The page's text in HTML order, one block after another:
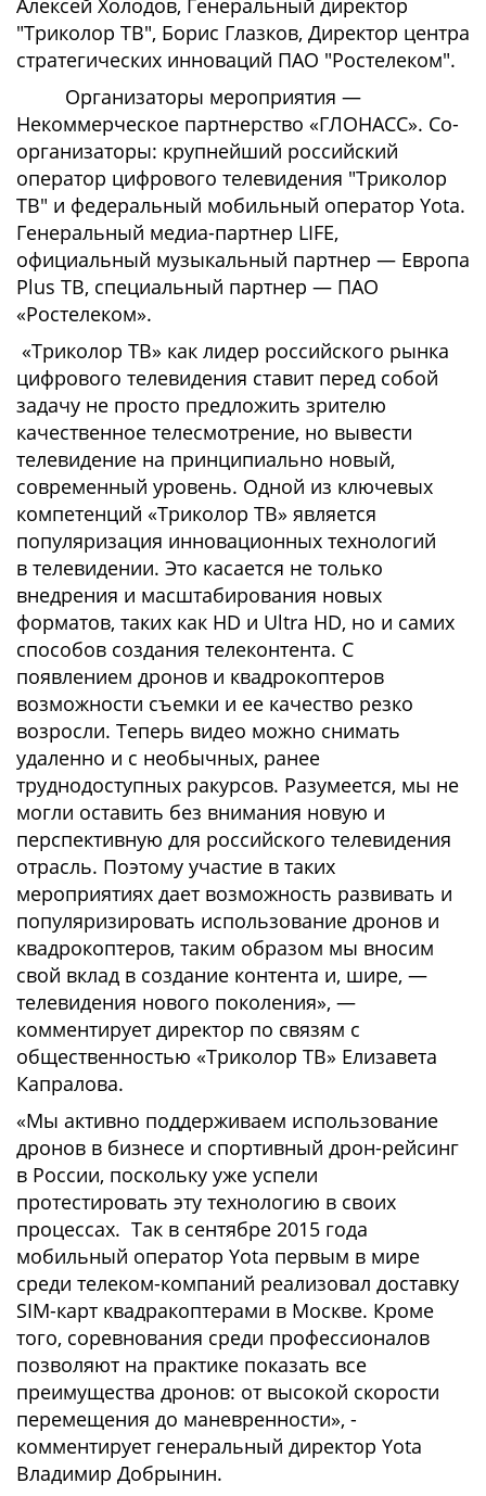
Алексей Холодов, Генеральный директор
"Триколор ТВ", Борис Глазков, Директор центра
стратегических инноваций ПАО "Ростелеком".
Организаторы мероприятия —
Некоммерческое партнерство «ГЛОНАСС». Со-
организаторы: крупнейший российский
оператор цифрового телевидения "Триколор
ТВ" и федеральный мобильный оператор Yota.
Генеральный медиа-партнер LIFE,
официальный музыкальный партнер — Европа
Plus ТВ, специальный партнер — ПАО
«Ростелеком».
«Триколор ТВ» как лидер российского рынка
цифрового телевидения ставит перед собой
задачу не просто предложить зрителю
качественное телесмотрение, но вывести
телевидение на принципиально новый,
современный уровень. Одной из ключевых
компетенций «Триколор ТВ» является
популяризация инновационных технологий
в телевидении. Это касается не только
внедрения и масштабирования новых
форматов, таких как HD и Ultra HD, но и самих
способов создания телеконтента. С
появлением дронов и квадрокоптеров
возможности съемки и ее качество резко
возросли. Теперь видео можно снимать
удаленно и с необычных, ранее
труднодоступных ракурсов. Разумеется, мы не
могли оставить без внимания новую и
перспективную для российского телевидения
отрасль. Поэтому участие в таких
мероприятиях дает возможность развивать и
популяризировать использование дронов и
квадрокоптеров, таким образом мы вносим
свой вклад в создание контента и, шире, —
телевидения нового поколения», —
комментирует директор по связям с
общественностью «Триколор ТВ» Елизавета
Капралова.
«Мы активно поддерживаем использование
дронов в бизнесе и спортивный дрон-рейсинг
в России, поскольку уже успели
протестировать эту технологию в своих
процессах. Так в сентябре 2015 года
мобильный оператор Yota первым в мире
среди телеком-компаний реализовал доставку
SIM-карт квадракоптерами в Москве. Кроме
того, соревнования среди профессионалов
позволяют на практике показать все
преимущества дронов: от высокой скорости
перемещения до маневренности», -
комментирует генеральный директор Yota
Владимир Добрынин.